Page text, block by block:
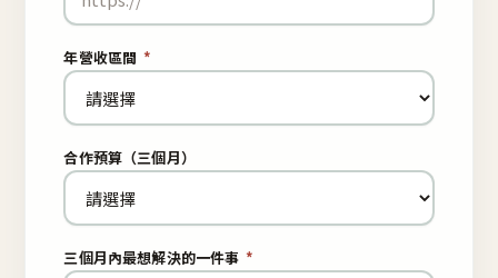
年營收區間 *
合作預算（三個月）
三個月內最想解決的一件事 *